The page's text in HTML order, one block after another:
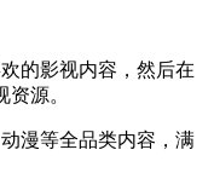
的影视内容，然后在
源。
漫等全品类内容，满